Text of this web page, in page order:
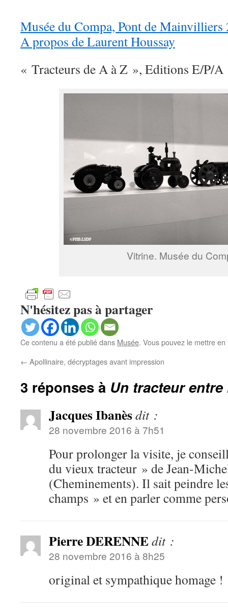
Musée du Compa, Pont de Mainvilliers
A propos de Laurent Houssay
« Tracteurs de A à Z », Editions E/P/A
Vitrine. Musée du
N'hésitez pas à partager
Ce contenu a été publié dans Musée. Vous pouvez le mettre
← Apollinaire, décryptages avant impression
3 réponses à Un tracteur
Jacques Ibanèsdit :
28 novembre 2016 à 7h51
Pour prolonger la visite, je
du vieux tracteur » de Jean-
(Cheminements). Il sait peindre
champs » et en parler comme
Pierre DERENNEdit :
28 novembre 2016 à 8h25
original et sympathique homage !